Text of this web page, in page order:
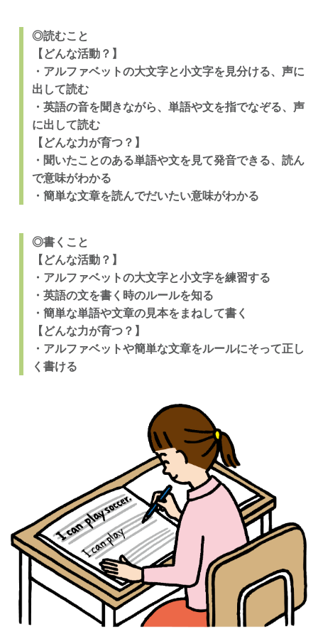
◎読むこと
【どんな活動？】
・アルファベットの大文字と小文字を見分ける、声に
出して読む
・英語の音を聞きながら、単語や文を指でなぞる、声
に出して読む
【どんな力が育つ？】
・聞いたことのある単語や文を見て発音できる、読ん
で意味がわかる
・簡単な文章を読んでだいたい意味がわかる
◎書くこと
【どんな活動？】
・アルファベットの大文字と小文字を練習する
・英語の文を書く時のルールを知る
・簡単な単語や文章の見本をまねして書く
【どんな力が育つ？】
・アルファベットや簡単な文章をルールにそって正し
く書ける